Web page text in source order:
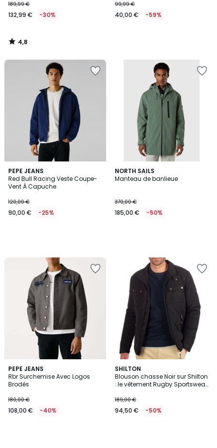
189,99 €
132,99 € -30%
4,8
/
99,99 €
40,00 € -59%
PEPE JEANS
Red Bull Racing Veste Coupe-
Vent À Capuche
120,00 €
90,00 € -25%
NORTH SAILS
Manteau de banlieue
370,00 €
185,00 € -50%
PEPE JEANS
Rbr Surchemise Avec Logos
Brodés
180,00 €
108,00 € -40%
SHILTON
Blouson chasse Noir sur Shilton
: le vêtement Rugby Sportswear
189,00 €
94,50 € -50%